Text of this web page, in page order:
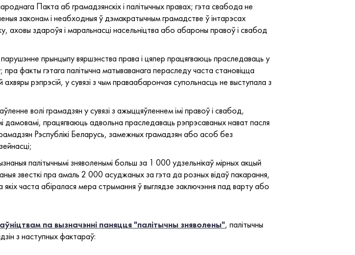
Пакта аб грамадзянскіх і палітычных правах; гэта свабода не
законам і неабходныя ў дэмакратычным грамадстве ў інтарэсах
аховы здароўя і маральнасці насельніцтва або абароны правоў і свабод
прынцыпу вяршэнства права і цяпер працягваюць праследаваць у
факты гэтага палітычна матываванага пераследу часта становіцца
рэпрэсій, у сувязі з чым праваабарончая супольнасць не выступала з
волі грамадзян у сувязі з ажыццяўленнем імі правоў і свабод,
працягваюць адвольна праследаваць рэпрэсаваных нават пасля
Рэспублікі Беларусь, замежных грамадзян або асоб без
палітычнымі зняволенымі больш за 1 000 удзельнікаў мірных акцый
звесткі пра амаль 2 000 асуджаных за гэта да розных відаў пакарання,
якіх часта абіралася мера стрымання ў выглядзе заключэння пад варту або
па вызначэнні паняцця "палітычны зняволены", палітычны
з наступных фактараў: